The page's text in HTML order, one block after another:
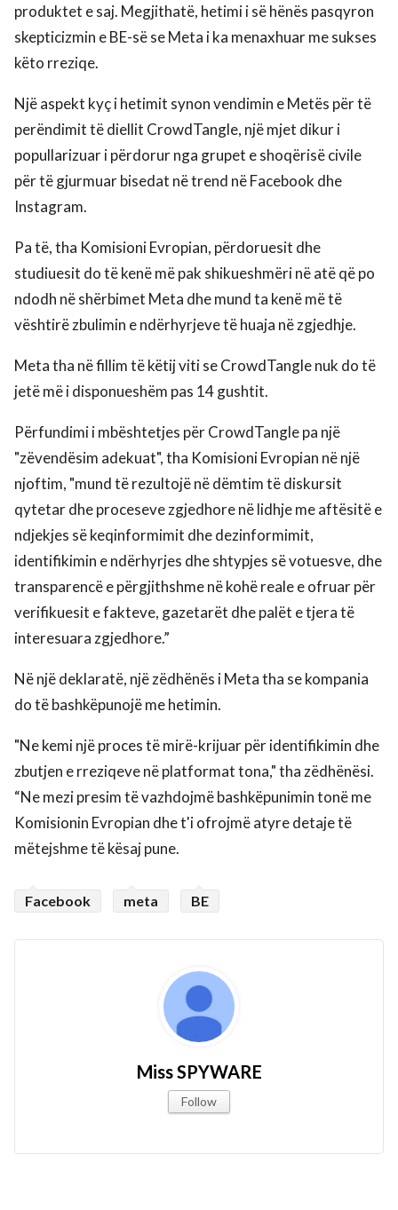
produktet e saj. Megjithatë, hetimi i së hënës pasqyron
skepticizmin e BE-së se Meta i ka menaxhuar me sukses
këto rreziqe.
Një aspekt kyç i hetimit synon vendimin e Metës për të
perëndimit të diellit CrowdTangle, një mjet dikur i
popullarizuar i përdorur nga grupet e shoqërisë civile
për të gjurmuar bisedat në trend në Facebook dhe
Instagram.
Pa të, tha Komisioni Evropian, përdoruesit dhe
studiuesit do të kenë më pak shikueshmëri në atë që po
ndodh në shërbimet Meta dhe mund ta kenë më të
vështirë zbulimin e ndërhyrjeve të huaja në zgjedhje.
Meta tha në fillim të këtij viti se CrowdTangle nuk do të
jetë më i disponueshëm pas 14 gushtit.
Përfundimi i mbështetjes për CrowdTangle pa një
"zëvendësim adekuat", tha Komisioni Evropian në një
njoftim, "mund të rezultojë në dëmtim të diskursit
qytetar dhe proceseve zgjedhore në lidhje me aftësitë e
ndjekjes së keqinformimit dhe dezinformimit,
identifikimin e ndërhyrjes dhe shtypjes së votuesve, dhe
transparencë e përgjithshme në kohë reale e ofruar për
verifikuesit e fakteve, gazetarët dhe palët e tjera të
interesuara zgjedhore.”
Në një deklaratë, një zëdhënës i Meta tha se kompania
do të bashkëpunojë me hetimin.
"Ne kemi një proces të mirë-krijuar për identifikimin dhe
zbutjen e rreziqeve në platformat tona," tha zëdhënësi.
“Ne mezi presim të vazhdojmë bashkëpunimin tonë me
Komisionin Evropian dhe t'i ofrojmë atyre detaje të
mëtejshme të kësaj pune.
Facebook meta BE
Miss SPYWARE
Follow